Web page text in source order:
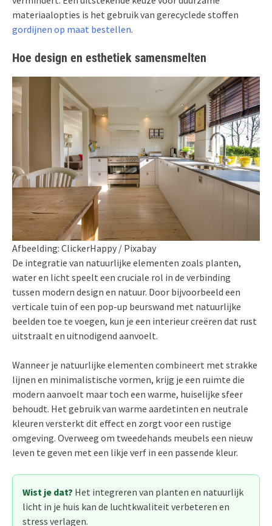
materiaalopties is het gebruik van gerecyclede stoffen
gordijnen op maat bestellen.
Hoe design en esthetiek samensmelten
Afbeelding: ClickerHappy / Pixabay
De integratie van natuurlijke elementen zoals planten,
water en licht speelt een cruciale rol in de verbinding
tussen modern design en natuur. Door bijvoorbeeld een
verticale tuin of een pop-up beurswand met natuurlijke
beelden toe te voegen, kun je een interieur creëren dat rust
uitstraalt en uitnodigend aanvoelt.
Wanneer je natuurlijke elementen combineert met strakke
lijnen en minimalistische vormen, krijg je een ruimte die
modern aanvoelt maar toch een warme, huiselijke sfeer
behoudt. Het gebruik van warme aardetinten en neutrale
kleuren versterkt dit effect en zorgt voor een rustige
omgeving. Overweeg om tweedehands meubels een nieuw
leven te geven met een likje verf in een passende kleur.
Wist je dat? Het integreren van planten en natuurlijk
licht in je huis kan de luchtkwaliteit verbeteren en
stress verlagen.